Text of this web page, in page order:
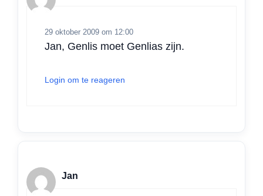
29 oktober 2009 om 12:00
Jan, Genlis moet Genlias zijn.
Login om te reageren
Jan